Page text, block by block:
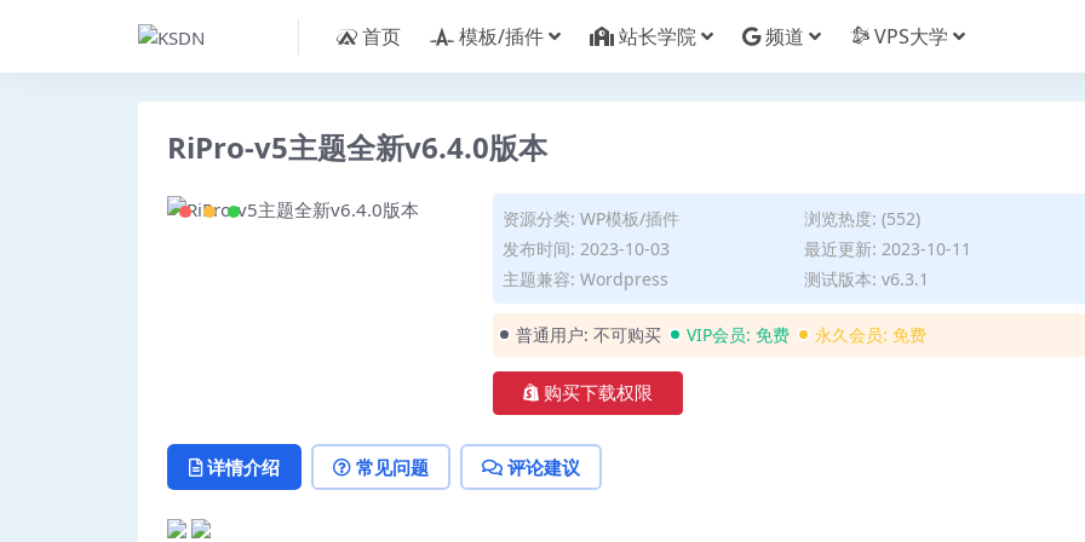
首页 模板/插件 站长学院 频道 VPS大学
RiPro-v5主题全新v6.4.0版本
资源分类: WP模板/插件
浏览热度: (552)
发布时间: 2023-10-03
最近更新: 2023-10-11
主题兼容: Wordpress
测试版本: v6.3.1
普通用户: 不可购买 VIP会员: 免费 永久会员: 免费
购买下载权限
详情介绍 常见问题 评论建议